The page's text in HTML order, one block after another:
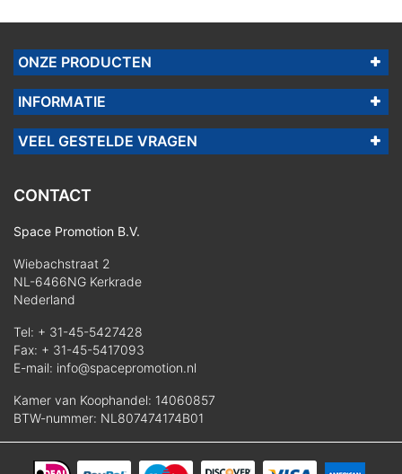
ONZE PRODUCTEN
INFORMATIE
VEEL GESTELDE VRAGEN
CONTACT
Space Promotion B.V.
Wiebachstraat 2
NL-6466NG Kerkrade
Nederland
Tel: + 31-45-5427428
Fax: + 31-45-5417093
E-mail: info@spacepromotion.nl
Kamer van Koophandel: 14060857
BTW-nummer: NL807474174B01